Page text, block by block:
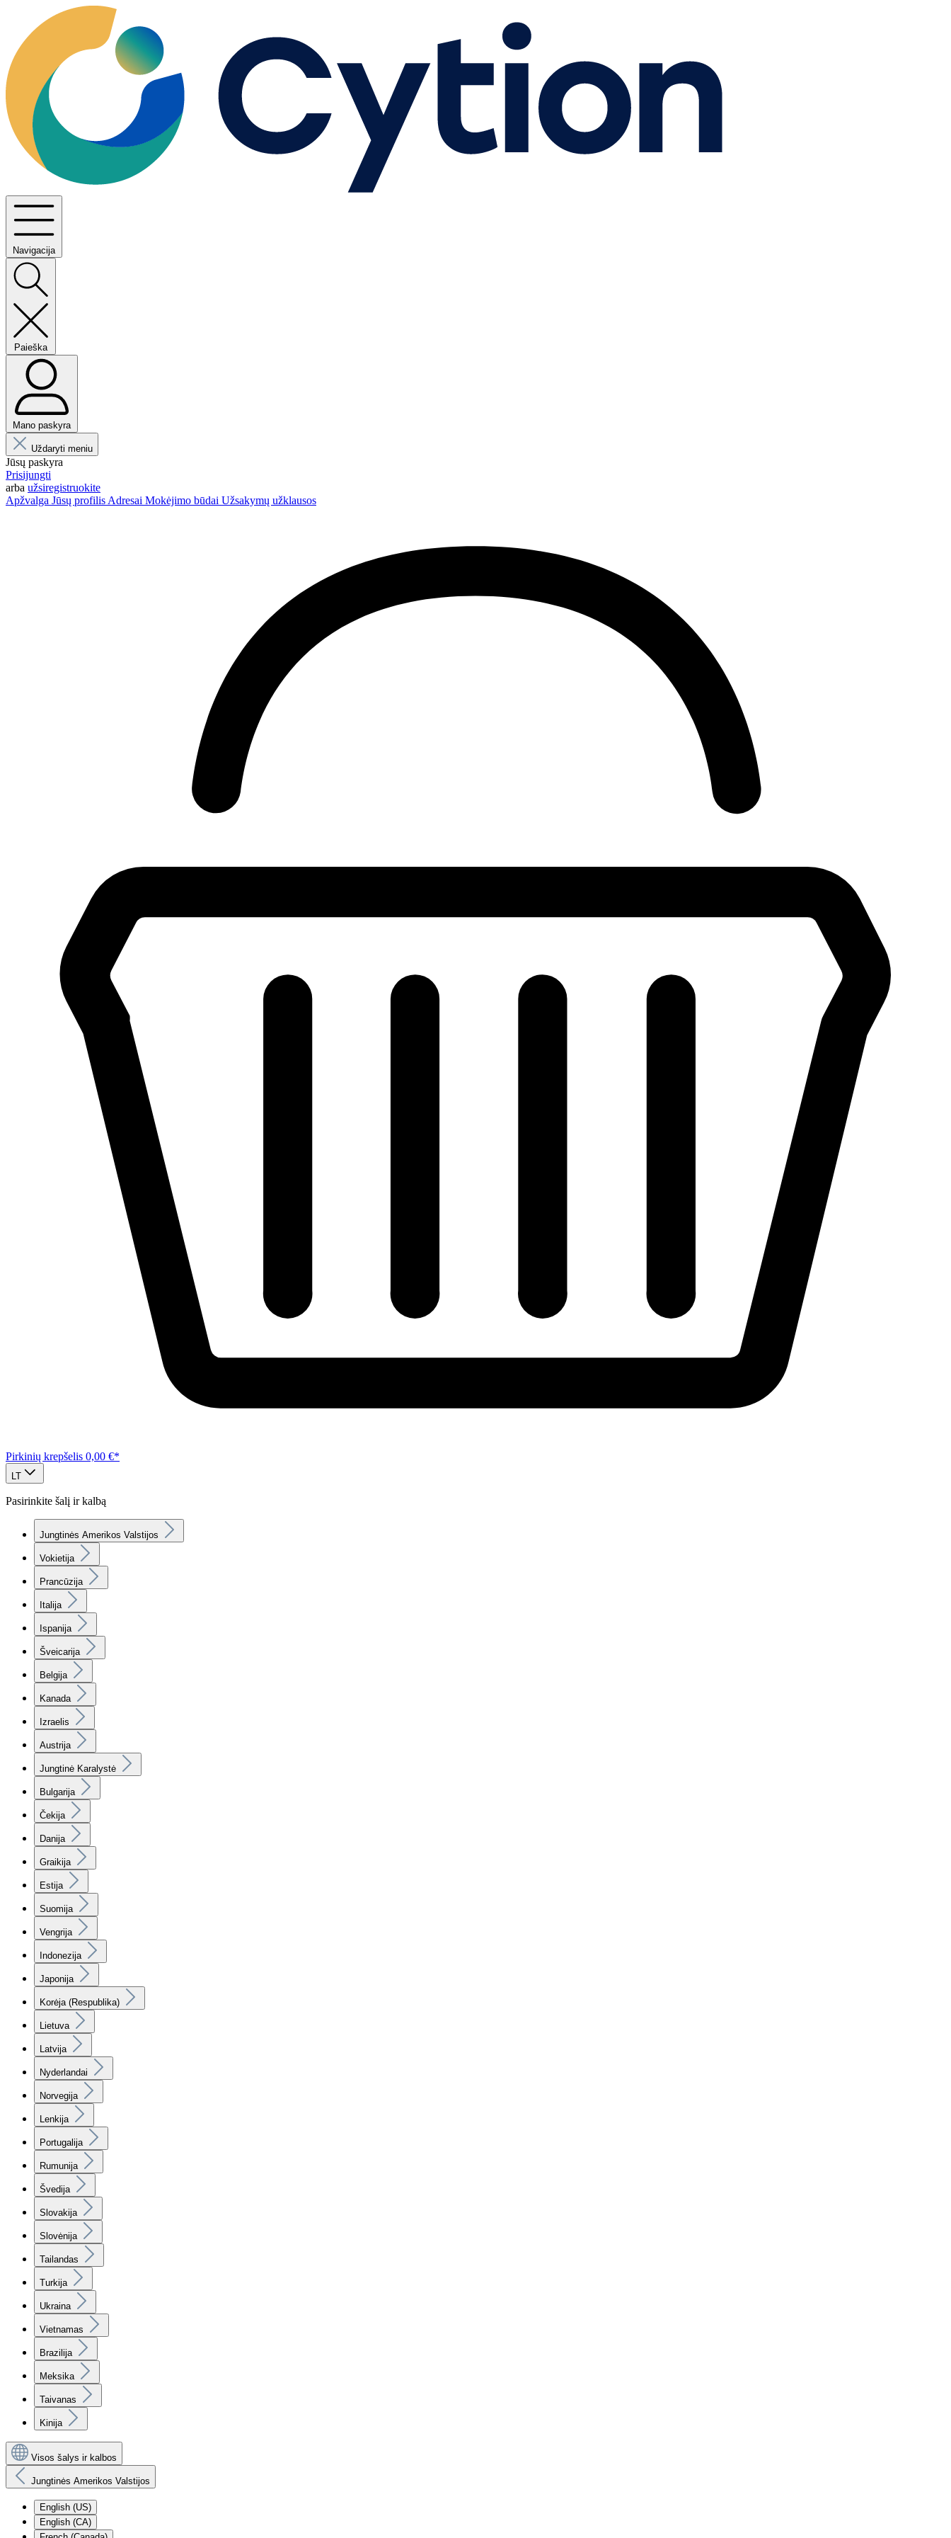
Navigacija
Paieška
Mano paskyra
Uždaryti meniu
Jūsų paskyra
Prisijungti
arba užsiregistruokite
Apžvalga Jūsų profilis Adresai Mokėjimo būdai Užsakymų užklausos
Pirkinių krepšelis 0,00 €*
LT
Pasirinkite šalį ir kalbą
Jungtinės Amerikos Valstijos
Vokietija
Prancūzija
Italija
Ispanija
Šveicarija
Belgija
Kanada
Izraelis
Austrija
Jungtinė Karalystė
Bulgarija
Čekija
Danija
Graikija
Estija
Suomija
Vengrija
Indonezija
Japonija
Korėja (Respublika)
Lietuva
Latvija
Nyderlandai
Norvegija
Lenkija
Portugalija
Rumunija
Švedija
Slovakija
Slovėnija
Tailandas
Turkija
Ukraina
Vietnamas
Brazilija
Meksika
Taivanas
Kinija
Visos šalys ir kalbos
Jungtinės Amerikos Valstijos
English (US)
English (CA)